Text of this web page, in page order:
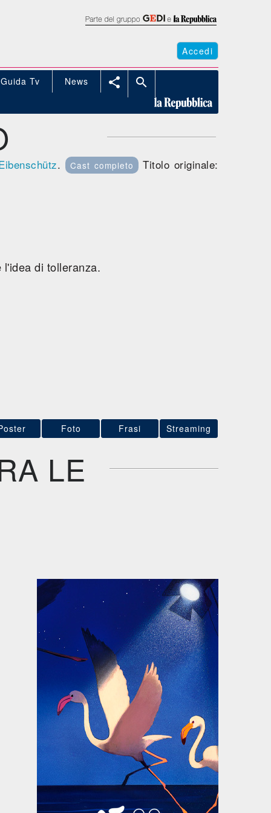
Accedi
Guida Tv News  
. Cast completo Titolo originale:
di tolleranza.
Foto Frasi Streaming
LE